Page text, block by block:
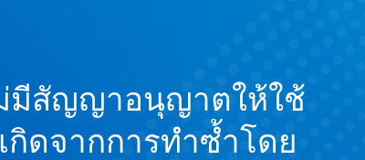
มีสัญญาอนุญาตให้ใช้
ดจากการทำซ้ำโดย